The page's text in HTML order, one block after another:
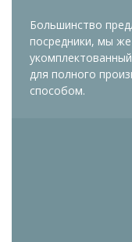
Большинство
посредники, мы
для полного
способом.